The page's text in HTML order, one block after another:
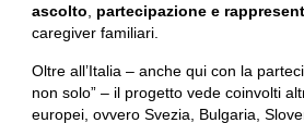
ascolto, partecipazione e
caregiver familiari.
Oltre all’Italia – anche qui con la
non solo” – il progetto vede coinvolti
europei, ovvero Svezia, Bulgaria,